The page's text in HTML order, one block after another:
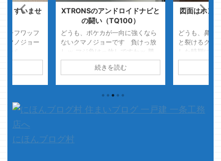
・すいませ
チフワッフ
マノジョー
・・・・チ
イんだよ、生
て、本題
XTRONSのアンドロイドナビと
の闘い（TQ100）
どうも、ポケカが一向に強くなら
ないクマノジョーです 負けっ放
しｗ マジ負けっ放しですわｗ 勝
てる時は相手が散々な状態の時の
みｗ ・・・まぁ経験不足だよね
新しい別の事を書いていきます。
タイトルを見て、あっ・・・って
の取付奮闘記を書いていこうかな
と思います。 おもくそ一条工務
続きを読む
図面はホン
どうも、鼻の
と裂けるク
した時期にな
す・・・・
～ ヘイヘ～
にほんブログ村